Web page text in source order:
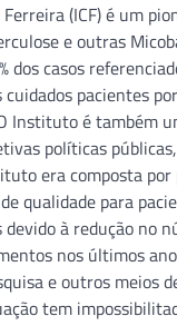
(ICF) é um
e outras
casos
pacientes
Instituto é também
políticas
era composta
qualidade para
à redução no
nos últimos
e outros meios
tem